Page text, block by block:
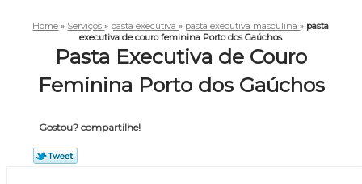
Home » Serviços» pasta executiva» pasta executiva masculina» pasta
executiva de couro feminina Porto dos Gaúchos
Pasta Executiva de Couro
Feminina Porto dos Gaúchos
Gostou? compartilhe!